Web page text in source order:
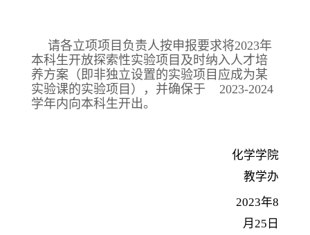
请各立项项目负责人按申报要求将2023年
本科生开放探索性实验项目及时纳入人才培
养方案（即非独立设置的实验项目应成为某
实验课的实验项目），并确保于
2023-2024
学年内向本科生开出。
化学学院
教学办
2023年8
月25日